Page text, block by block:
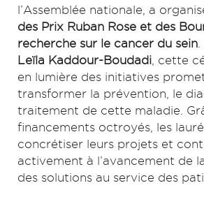
l’Assemblée nationale, a
des Prix Ruban Rose et des
recherche sur le cancer du sein
Leïla Kaddour-Boudadi , cette
en lumière des initiatives
transformer la prévention, le
traitement de cette maladie.
financements octroyés, les
concrétiser leurs projets et
activement à l’avancement de
des solutions au service des